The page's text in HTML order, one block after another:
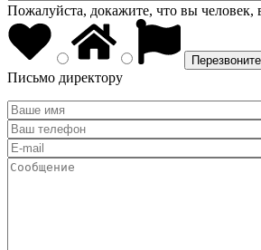
Пожалуйста, докажите, что вы человек,
Письмо директору